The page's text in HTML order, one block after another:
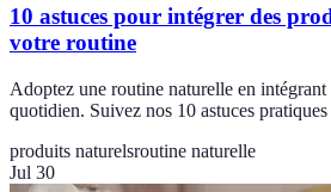
10 astuces pour intégrer des
votre routine
Adoptez une routine naturelle en intégrant
quotidien. Suivez nos 10 astuces
produits naturelsroutine naturelle
Jul 30